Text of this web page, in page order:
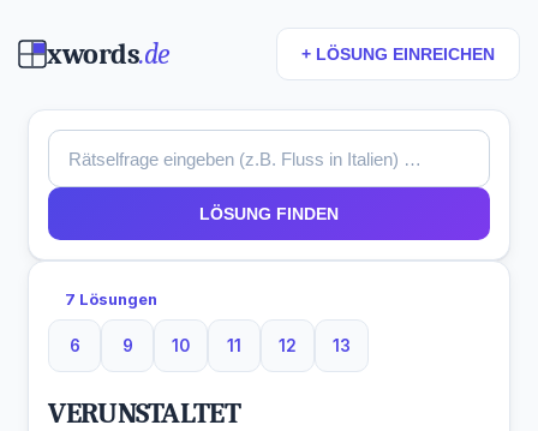
xwords.de + LÖSUNG EINREICHEN
LÖSUNG FINDEN
7 Lösungen
6
6 Buchstaben
9
9 Buchstaben
10
10 Buchstaben
11
11 Buchstaben
12
12 Buchstaben
13
13 Buchstaben
VERUNSTALTET